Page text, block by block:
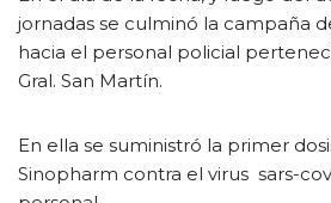
jornadas se culminó la campaña
hacia el personal policial
Gral. San Martín.
En ella se suministró la primer
Sinopharm contra el virus sars-